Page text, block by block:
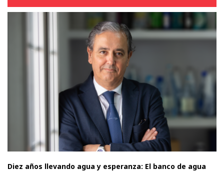
Diez años llevando agua y esperanza: El banco de agua